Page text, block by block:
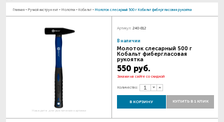
Главная - Ручной инструмент - Молотки - Кобальт - Молоток слесарный 500 г Кобальт фибергласовая рукоятка
Наведите для увеличения картинки
Артикул: 240-812
В наличии
Молоток слесарный 500 г
Кобальт фибергласовая
рукоятка
550 руб.
Закажи на сайте со скидкой
Количество:
В КОРЗИНУ КУПИТЬ В 1 КЛИК